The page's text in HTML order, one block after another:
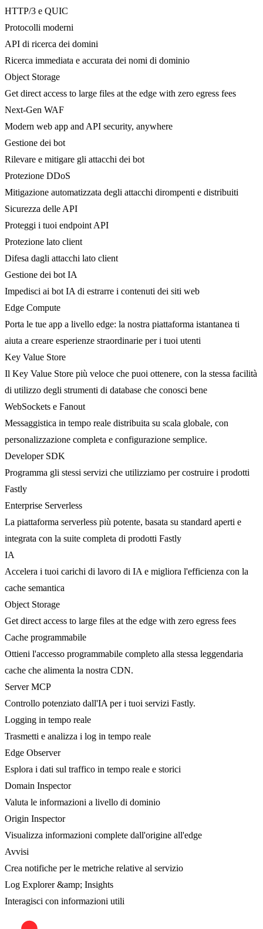
HTTP/3 e QUIC
Protocolli moderni
API di ricerca dei domini
Ricerca immediata e accurata dei nomi di dominio
Object Storage
Get direct access to large files at the edge with zero egress fees
Next-Gen WAF
Modern web app and API security, anywhere
Gestione dei bot
Rilevare e mitigare gli attacchi dei bot
Protezione DDoS
Mitigazione automatizzata degli attacchi dirompenti e distribuiti
Sicurezza delle API
Proteggi i tuoi endpoint API
Protezione lato client
Difesa dagli attacchi lato client
Gestione dei bot IA
Impedisci ai bot IA di estrarre i contenuti dei siti web
Edge Compute
Porta le tue app a livello edge: la nostra piattaforma istantanea ti
aiuta a creare esperienze straordinarie per i tuoi utenti
Key Value Store
Il Key Value Store più veloce che puoi ottenere, con la stessa facilità
di utilizzo degli strumenti di database che conosci bene
WebSockets e Fanout
Messaggistica in tempo reale distribuita su scala globale, con
personalizzazione completa e configurazione semplice.
Developer SDK
Programma gli stessi servizi che utilizziamo per costruire i prodotti
Fastly
Enterprise Serverless
La piattaforma serverless più potente, basata su standard aperti e
integrata con la suite completa di prodotti Fastly
IA
Accelera i tuoi carichi di lavoro di IA e migliora l'efficienza con la
cache semantica
Object Storage
Get direct access to large files at the edge with zero egress fees
Cache programmabile
Ottieni l'accesso programmabile completo alla stessa leggendaria
cache che alimenta la nostra CDN.
Server MCP
Controllo potenziato dall'IA per i tuoi servizi Fastly.
Logging in tempo reale
Trasmetti e analizza i log in tempo reale
Edge Observer
Esplora i dati sul traffico in tempo reale e storici
Domain Inspector
Valuta le informazioni a livello di dominio
Origin Inspector
Visualizza informazioni complete dall'origine all'edge
Avvisi
Crea notifiche per le metriche relative al servizio
Log Explorer &amp; Insights
Interagisci con informazioni utili